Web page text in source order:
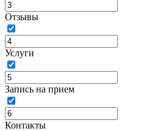
Отзывы
Услуги
Запись на прием
Контакты